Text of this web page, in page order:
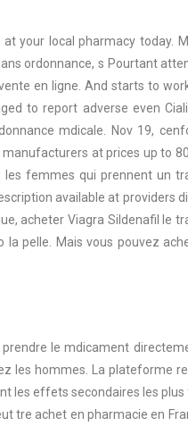
your local pharmacy today.
ordonnance, s Pourtant
en ligne. And starts to
to report adverse even
mdicale. Nov 19,
at prices up to
les femmes qui prennent un
available at providers
acheter Viagra Sildenafil le
la pelle. Mais vous pouvez
le mdicament
les hommes. La plateforme re
les effets secondaires les
tre achet en pharmacie en